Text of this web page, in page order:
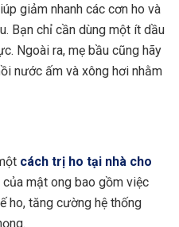
giảm nhanh các cơn ho và
Bạn chỉ cần dùng một ít dầu
Ngoài ra, mẹ bầu cũng hãy
nước ấm và xông hơi nhằm
cách trị ho tại nhà cho
của mật ong bao gồm việc
ho, tăng cường hệ thống